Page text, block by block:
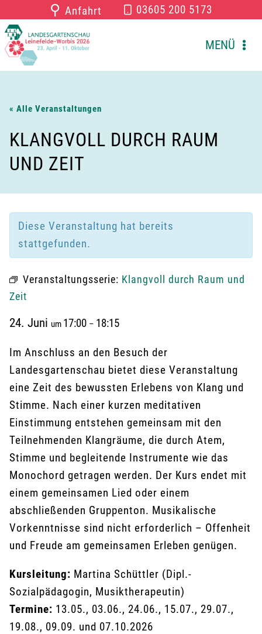
Inhalt
springen
⚲ Anfahrt 03605 200 5173
MENÜ
« Alle Veranstaltungen
KLANGVOLL DURCH RAUM
UND ZEIT
Diese Veranstaltung hat bereits
stattgefunden.
Veranstaltungsserie: Klangvoll durch Raum und
Zeit
24. Juni um 17:00 – 18:15
Im Anschluss an den Besuch der
Landesgartenschau bietet diese Veranstaltung
eine Zeit des bewussten Erlebens von Klang und
Stimme. Nach einer kurzen meditativen
Einstimmung entstehen gemeinsam mit den
Teilnehmenden Klangräume, die durch Atem,
Stimme und begleitende Instrumente wie das
Monochord getragen werden. Der Kurs endet mit
einem gemeinsamen Lied oder einem
abschließenden Gruppenton. Musikalische
Vorkenntnisse sind nicht erforderlich – Offenheit
und Freude am gemeinsamen Erleben genügen.
Kursleitung: Martina Schüttler (Dipl.-
Sozialpädagogin, Musiktherapeutin)
Termine: 13.05., 03.06., 24.06., 15.07., 29.07.,
19.08., 09.09. und 07.10.2026